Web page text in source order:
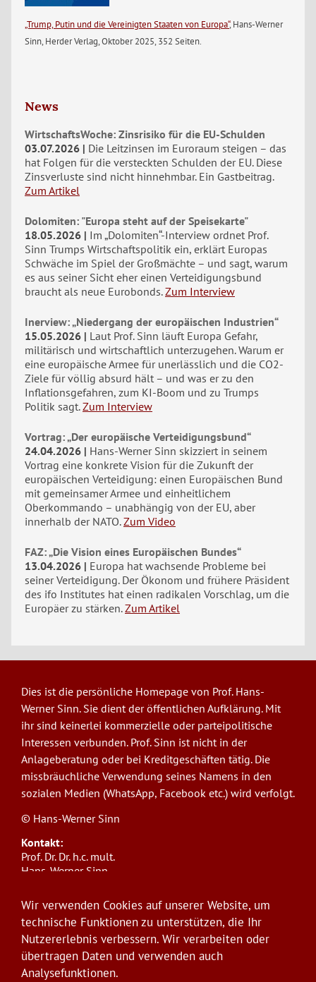
„Trump, Putin und die Vereinigten Staaten von Europa“, Hans-Werner
Sinn, Herder Verlag, Oktober 2025, 352 Seiten.
News
WirtschaftsWoche: Zinsrisiko für die EU-Schulden
03.07.2026
Die Leitzinsen im Euroraum steigen – das
hat Folgen für die versteckten Schulden der EU. Diese
Zinsverluste sind nicht hinnehmbar. Ein Gastbeitrag.
Zum Artikel
Dolomiten: "Europa steht auf der Speisekarte"
18.05.2026
Im „Dolomiten“-Interview ordnet Prof.
Sinn Trumps Wirtschaftspolitik ein, erklärt Europas
Schwäche im Spiel der Großmächte – und sagt, warum
es aus seiner Sicht eher einen Verteidigungsbund
braucht als neue Eurobonds. Zum Interview
Inerview: „Niedergang der europäischen Industrien“
15.05.2026
Laut Prof. Sinn läuft Europa Gefahr,
militärisch und wirtschaftlich unterzugehen. Warum er
eine europäische Armee für unerlässlich und die CO2-
Ziele für völlig absurd hält – und was er zu den
Inflationsgefahren, zum KI-Boom und zu Trumps
Politik sagt. Zum Interview
Vortrag: „Der europäische Verteidigungsbund“
24.04.2026
Hans-Werner Sinn skizziert in seinem
Vortrag eine konkrete Vision für die Zukunft der
europäischen Verteidigung: einen Europäischen Bund
mit gemeinsamer Armee und einheitlichem
Oberkommando – unabhängig von der EU, aber
innerhalb der NATO. Zum Video
FAZ: „Die Vision eines Europäischen Bundes“
13.04.2026
Europa hat wachsende Probleme bei
seiner Verteidigung. Der Ökonom und frühere Präsident
des ifo Institutes hat einen radikalen Vorschlag, um die
Europäer zu stärken. Zum Artikel
Dies ist die persönliche Homepage von Prof. Hans-
Werner Sinn. Sie dient der öffentlichen Aufklärung. Mit
ihr sind keinerlei kommerzielle oder parteipolitische
Interessen verbunden. Prof. Sinn ist nicht in der
Anlageberatung oder bei Kreditgeschäften tätig. Die
missbräuchliche Verwendung seines Namens in den
sozialen Medien (WhatsApp, Facebook etc.) wird verfolgt.
© Hans-Werner Sinn
Kontakt:
Prof. Dr. Dr. h.c. mult.
Hans-Werner Sinn,
ifo Institut
Poschingerstr. 5, 81679 München
Telefon: +49(0)89/9224-1276
E-Mail:sinn@ifo.de
Anmelden
Wir verwenden Cookies auf unserer Website, um
technische Funktionen zu unterstützen, die Ihr
Nutzererlebnis verbessern. Wir verarbeiten oder
übertragen Daten und verwenden auch
Analysefunktionen.